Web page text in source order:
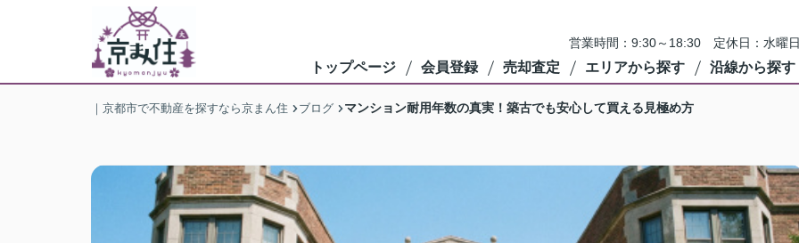
営業時間：9:30～18:30 定休日：水曜
トップページ 会員登録 売却査定 エリアから探す 沿線から探す
｜京都市で不動産を探すなら京まん住 ブログ マンション耐用年数の真実！築古でも安心して買える見極め方